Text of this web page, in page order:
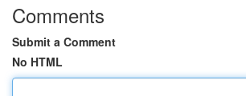
Comments
Submit a Comment
No HTML